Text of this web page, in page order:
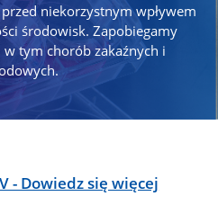
niekorzystnym wpływem
środowisk. Zapobiegamy
tym chorób zakaźnych i
- Dowiedz się więcej